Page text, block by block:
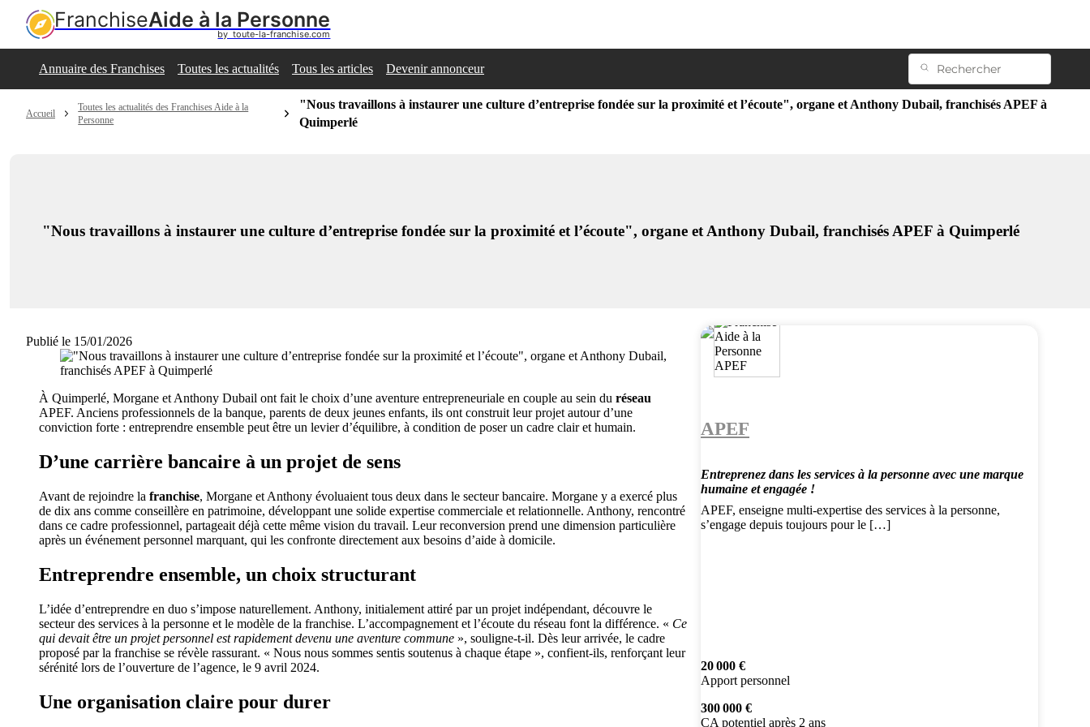
FranchiseAide à la Personne
by  toute-la-franchise.com
Annuaire des Franchises Toutes les actualités Tous les articles Devenir annonceur
Accueil
Toutes les actualités des Franchises Aide à la
Personne
"Nous travaillons à instaurer une culture d’entreprise fondée sur la proximité et l’écoute", organe et Anthony Dubail, franchisés APEF à
Quimperlé
"Nous travaillons à instaurer une culture d’entreprise fondée sur la proximité et l’écoute", organe et Anthony Dubail, franchisés APEF à Quimperlé
Publié le 15/01/2026
À Quimperlé, Morgane et Anthony Dubail ont fait le choix d’une aventure entrepreneuriale en couple au sein du réseau
APEF. Anciens professionnels de la banque, parents de deux jeunes enfants, ils ont construit leur projet autour d’une
conviction forte : entreprendre ensemble peut être un levier d’équilibre, à condition de poser un cadre clair et humain.
D’une carrière bancaire à un projet de sens
Avant de rejoindre la franchise, Morgane et Anthony évoluaient tous deux dans le secteur bancaire. Morgane y a exercé plus
de dix ans comme conseillère en patrimoine, développant une solide expertise commerciale et relationnelle. Anthony, rencontré
dans ce cadre professionnel, partageait déjà cette même vision du travail. Leur reconversion prend une dimension particulière
après un événement personnel marquant, qui les confronte directement aux besoins d’aide à domicile.
Entreprendre ensemble, un choix structurant
L’idée d’entreprendre en duo s’impose naturellement. Anthony, initialement attiré par un projet indépendant, découvre le
secteur des services à la personne et le modèle de la franchise. L’accompagnement et l’écoute du réseau font la différence. « Ce
qui devait être un projet personnel est rapidement devenu une aventure commune », souligne-t-il. Dès leur arrivée, le cadre
proposé par la franchise se révèle rassurant. « Nous nous sommes sentis soutenus à chaque étape », confient-ils, renforçant leur
sérénité lors de l’ouverture de l’agence, le 9 avril 2024.
Une organisation claire pour durer
APEF
Entreprenez dans les services à la personne avec une marque
humaine et engagée !
APEF, enseigne multi-expertise des services à la personne,
s’engage depuis toujours pour le […]
20 000 €
Apport personnel
300 000 €
CA potentiel après 2 ans